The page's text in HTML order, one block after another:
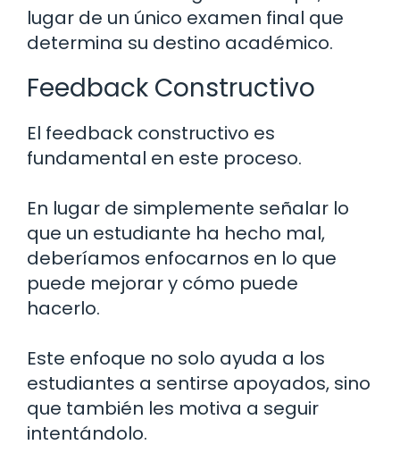
lugar de un único examen final que
determina su destino académico.
Feedback Constructivo
El feedback constructivo es
fundamental en este proceso.
En lugar de simplemente señalar lo
que un estudiante ha hecho mal,
deberíamos enfocarnos en lo que
puede mejorar y cómo puede
hacerlo.
Este enfoque no solo ayuda a los
estudiantes a sentirse apoyados, sino
que también les motiva a seguir
intentándolo.